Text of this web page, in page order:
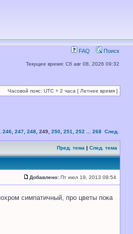
FAQ Поиск
Текущее время: Сб авг 08, 2026 09:32
Часовой пояс: UTC + 2 часа [ Летнее время ]
246 247 248 249 250 251 252 268 След.
Пред. тема | След. тема
Добавлено: Пт июл 19, 2013 09:54
симпатичный, про цветы пока